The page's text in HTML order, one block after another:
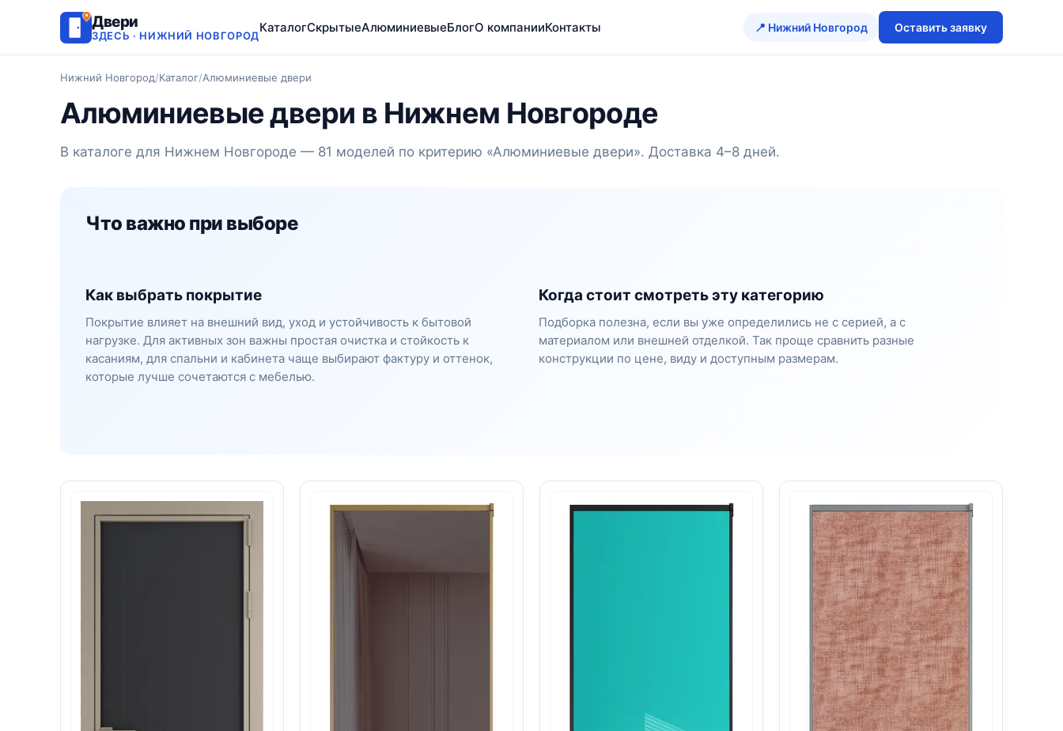
Двери
ЗДЕСЬ · НИЖНИЙ НОВГОРОД
КаталогСкрытыеАлюминиевыеБлогО компанииКонтакты 📍 Нижний Новгород Оставить заявку
Нижний Новгород/Каталог/Алюминиевые двери
Алюминиевые двери в Нижнем Новгороде
В каталоге для Нижнем Новгороде — 81 моделей по критерию «Алюминиевые двери». Доставка 4–8 дней.
Что важно при выборе
Как выбрать покрытие
Покрытие влияет на внешний вид, уход и устойчивость к бытовой
нагрузке. Для активных зон важны простая очистка и стойкость к
касаниям, для спальни и кабинета чаще выбирают фактуру и оттенок,
которые лучше сочетаются с мебелью.
Когда стоит смотреть эту категорию
Подборка полезна, если вы уже определились не с серией, а с
материалом или внешней отделкой. Так проще сравнить разные
конструкции по цене, виду и доступным размерам.